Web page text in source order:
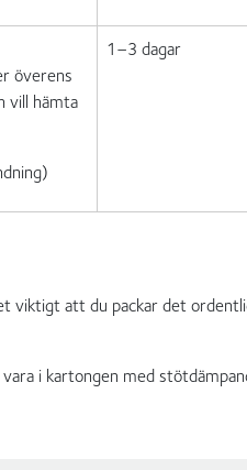
överens
vill hämta
1–3 dagar
viktigt att du packar det
i kartongen med